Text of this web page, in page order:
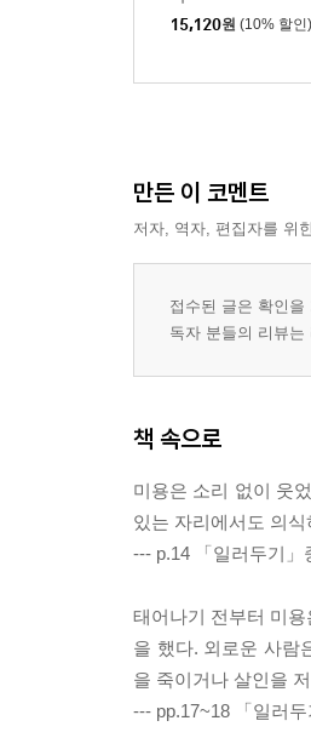
15,120원 (10% 할인)
만든 이 코멘트
저자, 역자, 편집자를 위
접수된 글은 확인
독자 분들의 리뷰
책 속으로
미용은 소리 없이 웃
있는 자리에서도 의
--- p.14 「일러두기」
태어나기 전부터 미
을 했다. 외로운 사람
을 죽이거나 살인을
--- pp.17~18 「일러